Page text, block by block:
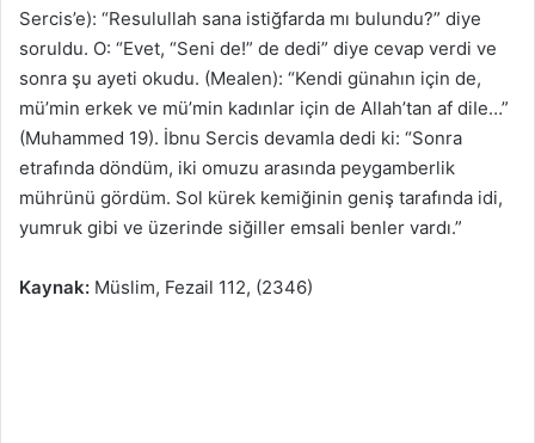
Sercis’e): “Resulullah sana istiğfarda mı bulundu?” diye
soruldu. O: “Evet, “Seni de!” de dedi” diye cevap verdi ve
sonra şu ayeti okudu. (Mealen): “Kendi günahın için de,
mü’min erkek ve mü’min kadınlar için de Allah’tan af diIe…”
(Muhammed 19). İbnu Sercis devamla dedi ki: “Sonra
etrafında döndüm, iki omuzu arasında peygamberlik
mührünü gördüm. Sol kürek kemiğinin geniş tarafında idi,
yumruk gibi ve üzerinde siğiller emsali benler vardı.”
Kaynak: Müslim, Fezail 112, (2346)